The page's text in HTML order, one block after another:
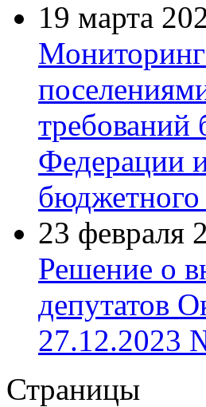
19 марта
требований
Федерации
бюджетного
23 февраля
Решение о
депутатов
27.12.2023
Страницы